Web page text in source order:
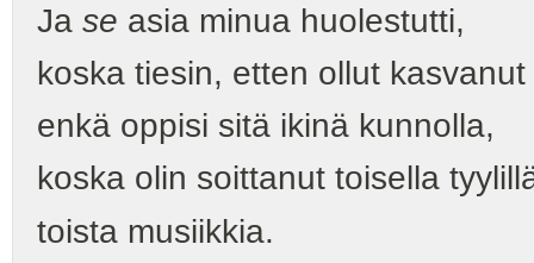
Ja se asia minua huolestutti,
koska tiesin, etten ollut
enkä oppisi sitä ikinä kunnolla,
koska olin soittanut toisella
toista musiikkia.